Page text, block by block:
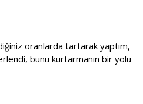
oranlarda tartarak yaptım,
bunu kurtarmanın bir yolu